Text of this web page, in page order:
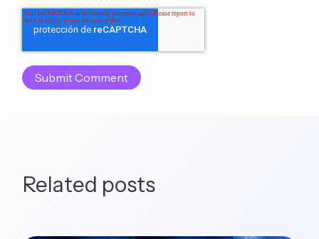
Related posts